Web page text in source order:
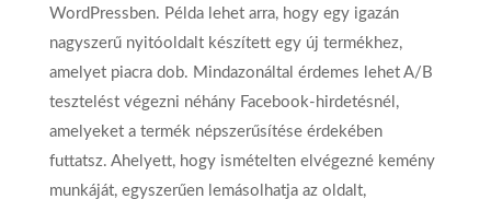
WordPressben. Példa lehet arra, hogy egy igazán
nagyszerű nyitóoldalt készített egy új termékhez,
amelyet piacra dob. Mindazonáltal érdemes lehet A/B
tesztelést végezni néhány Facebook-hirdetésnél,
amelyeket a termék népszerűsítése érdekében
futtatsz. Ahelyett, hogy ismételten elvégezné kemény
munkáját, egyszerűen lemásolhatja az oldalt,